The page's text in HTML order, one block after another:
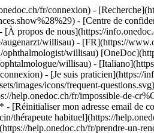
fr/connexion) -
- [Centre de
propos de nous](https://
augenarzt/willisau) - [FR](https://
willisau)
willisau) -
- [Je suis praticien](https://
images/icons/frequent-
help.onedoc.ch/fr/impossible-de-
- [Réinitialiser mon adresse email de
thérapeute habituel](https://
help.onedoc.ch/fr/prendre-un-